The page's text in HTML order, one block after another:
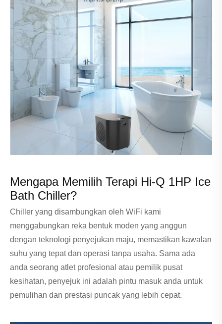
Mengapa Memilih Terapi Hi-Q 1HP Ice
Bath Chiller?
Chiller yang disambungkan oleh WiFi kami
menggabungkan reka bentuk moden yang anggun
dengan teknologi penyejukan maju, memastikan kawalan
suhu yang tepat dan operasi tanpa usaha. Sama ada
anda seorang atlet profesional atau pemilik pusat
kesihatan, penyejuk ini adalah pintu masuk anda untuk
pemulihan dan prestasi puncak yang lebih cepat.